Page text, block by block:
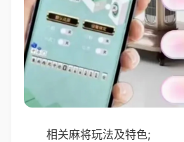
相关麻将玩法及特色;